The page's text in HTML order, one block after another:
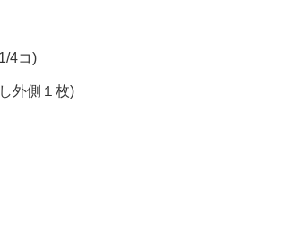
4コ)
外側１枚)